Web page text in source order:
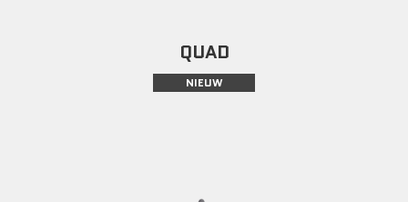
QUAD
NIEUW